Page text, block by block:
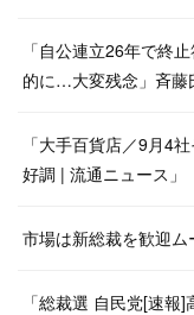
「自公連立26年で終
的に…大変残念」斉
「大手百貨店／9月4
好調 | 流通ニュース」
市場は新総裁を歓迎ム
「総裁選 自民党[速